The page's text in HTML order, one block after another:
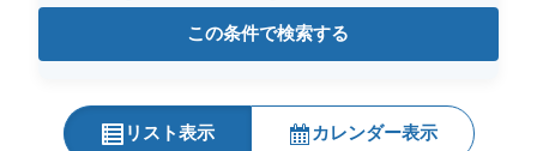
この条件で検索する
リスト表示 カレンダー表示